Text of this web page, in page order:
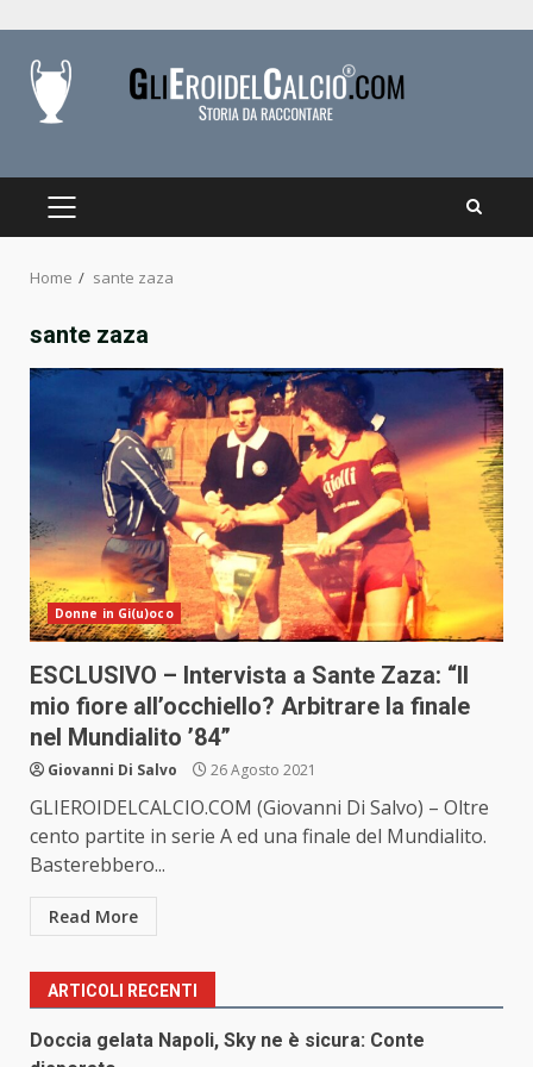
content
PRIMARY
Home sante zaza
sante zaza
Donne in Gi(u)oco
ESCLUSIVO – Intervista a Sante Zaza: “Il
mio fiore all’occhiello? Arbitrare la finale
nel Mundialito ’84”
Giovanni Di Salvo 26 Agosto 2021
GLIEROIDELCALCIO.COM (Giovanni Di Salvo) – Oltre
cento partite in serie A ed una finale del Mundialito.
Basterebbero...
Read More
ARTICOLI RECENTI
Doccia gelata Napoli, Sky ne è sicura: Conte